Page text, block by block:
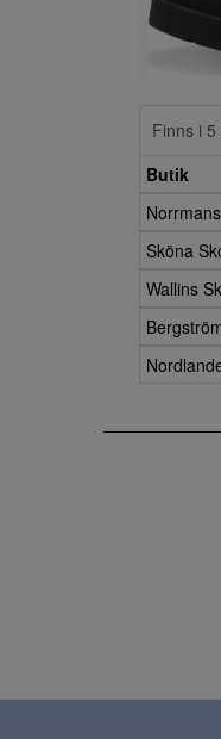
Finns i
Butik
Sköna
Wallins